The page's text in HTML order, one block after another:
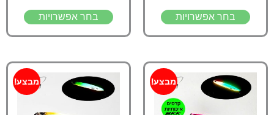
בחר אפשרויות בחר אפשרויות
מבצע! מבצע!